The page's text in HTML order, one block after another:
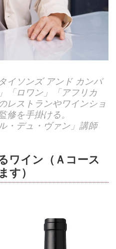
イソンズ アンド カンパ
「ロワン」「アフリカ
レストランやワインショ
修を手掛ける。
・デュ・ヴァン」講師
ワイン（Ａコース
す）